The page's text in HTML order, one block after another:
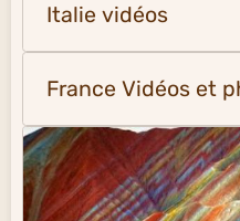
Italie vidéos
France Vidéos et